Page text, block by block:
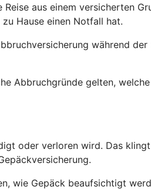
aus einem versicherten
Hause einen Notfall hat.
während
Abbruchgründe gelten,
oder verloren wird. Das
wie Gepäck beaufsichtigt